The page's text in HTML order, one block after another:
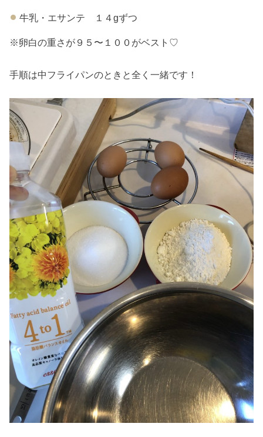
牛乳・エサンテ １４gずつ
※卵白の重さが９５〜１００がベスト♡
手順は中フライパンのときと全く一緒です！